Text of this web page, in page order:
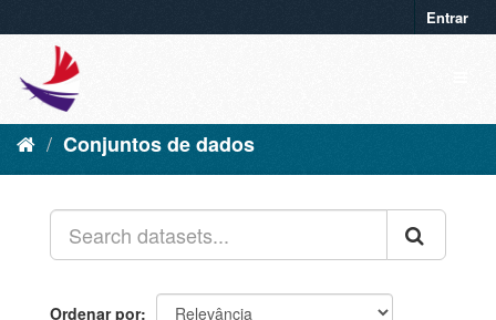
Entrar
Conjuntos de dados
Ordenar por